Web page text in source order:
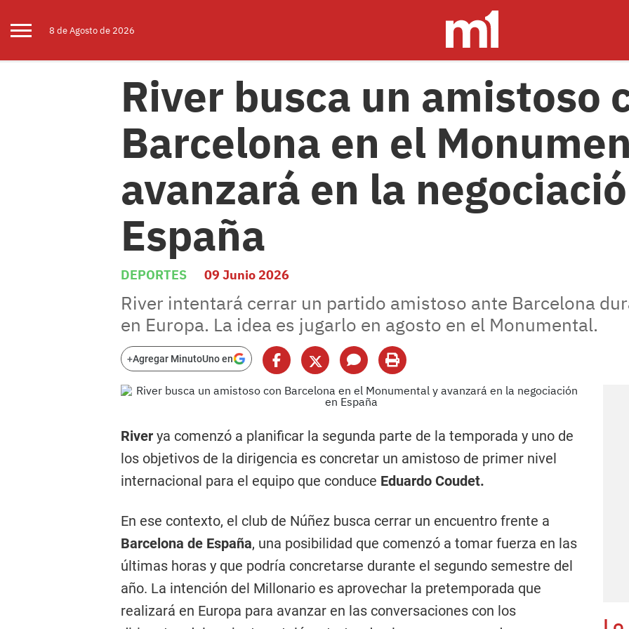
8 deAgostode 2026
River busca un amistoso
Barcelona en el
avanzará en la
España
DEPORTES 09 Junio 2026
River intentará cerrar un partido amistoso ante Barcelona
en Europa. La idea es jugarlo en agosto en el Monumental.
+Agregar MinutoUno en
River ya comenzó a planificar la segunda parte de la temporada y uno de
los objetivos de la dirigencia es concretar un amistoso de primer nivel
internacional para el equipo que conduce Eduardo Coudet.
En ese contexto, el club de Núñez busca cerrar un encuentro frente a
Barcelona de España, una posibilidad que comenzó a tomar fuerza en las
últimas horas y que podría concretarse durante el segundo semestre del
año. La intención del Millonario es aprovechar la pretemporada que
realizará en Europa para avanzar en las conversaciones con los